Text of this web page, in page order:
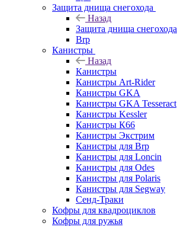
Защита днища снегохода
Назад
Защита днища снегохода
Brp
Канистры
Назад
Канистры
Канистры Art-Rider
Канистры GKA
Канистры GKA Tesseract
Канистры Kessler
Канистры К66
Канистры Экстрим
Канистры для Brp
Канистры для Loncin
Канистры для Odes
Канистры для Polaris
Канистры для Segway
Сенд-Траки
Кофры для квадроциклов
Кофры для ружья